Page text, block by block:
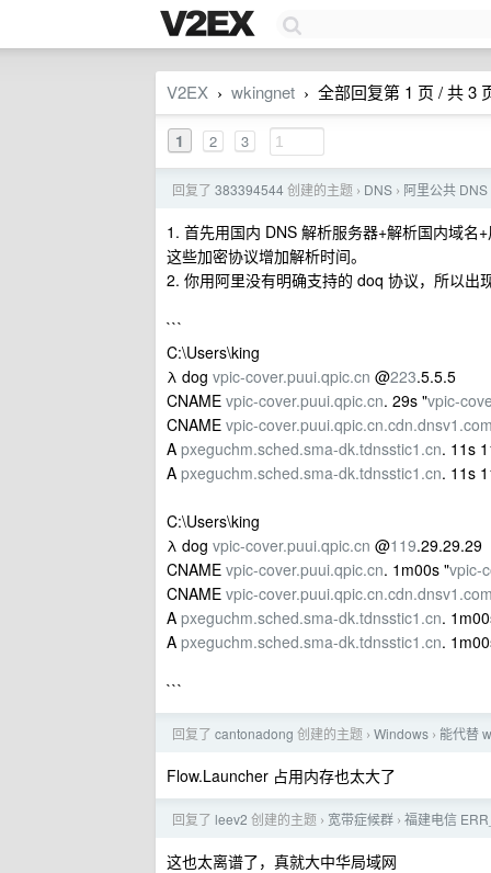
V2EX › wkingnet › 全部回复第 1 页 / 共 3
1 2 3
回复了 383394544创建的主题 › DNS › 阿里公共
1. 首先用国内 DNS 解析服务器+解析国内域
这些加密协议增加解析时间。
2. 你用阿里没有明确支持的 doq 协议，所以出
```
C:\Users\king
λ dog vpic-cover.puui.qpic.cn @223.5.5.5
CNAME vpic-cover.puui.qpic.cn. 29s "vpic-
CNAME vpic-
A pxeguchm.sched.sma-dk.tdnsstic1.cn. 11s
A pxeguchm.sched.sma-dk.tdnsstic1.cn. 11s
C:\Users\king
λ dog vpic-cover.puui.qpic.cn @119.29.29.29
CNAME vpic-cover.puui.qpic.cn. 1m00s "vpic-
CNAME vpic-
A pxeguchm.sched.sma-dk.tdnsstic1.cn.
A pxeguchm.sched.sma-dk.tdnsstic1.cn.
```
回复了 cantonadong 创建的主题 › Windows › 能代替
Flow.Launcher 占用内存也太大了
回复了 leev2 创建的主题 › 宽带症候群 › 福建电信
这也太离谱了，真就大中华局域网